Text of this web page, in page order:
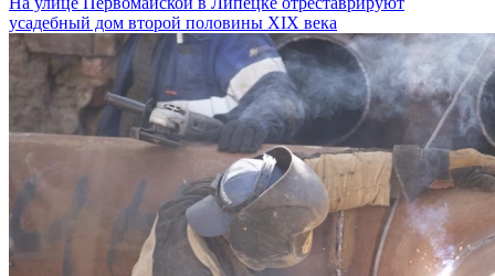
усадебный дом второй половины XIX века